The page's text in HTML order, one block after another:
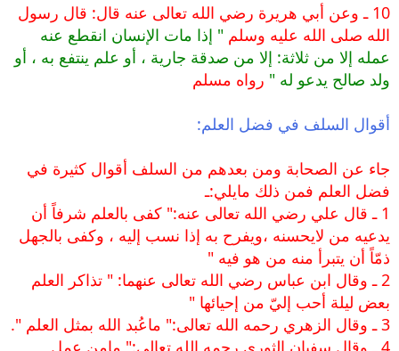
10 ـ وعن أبي هريرة رضي الله تعالى عنه قال: قال رسول
الله صلى الله عليه وسلم " إذا مات الإنسان انقطع عنه
عمله إلا من ثلاثة: إلا من صدقة جارية ، أو علم ينتفع به ، أو
ولد صالح يدعو له " رواه مسلم
أقوال السلف في فضل العلم:
جاء عن الصحابة ومن بعدهم من السلف أقوال كثيرة في
فضل العلم فمن ذلك مايلي:ـ
1 ـ قال علي رضي الله تعالى عنه:" كفى بالعلم شرفاً أن
يدعيه من لايحسنه ،ويفرح به إذا نسب إليه ، وكفى بالجهل
ذمّاً أن يتبرأ منه من هو فيه "
2 ـ وقال ابن عباس رضي الله تعالى عنهما: " تذاكر العلم
بعض ليلة أحب إليّ من إحيائها "
3 ـ وقال الزهري رحمه الله تعالى:" ماعُبد الله بمثل العلم ".
4 ـ وقال سفيان الثوري رحمه الله تعالى:" مامن عمل